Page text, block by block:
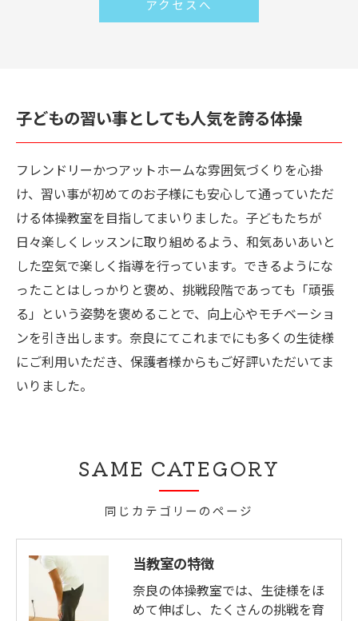
アクセスへ
子どもの習い事としても人気を誇る体操
フレンドリーかつアットホームな雰囲気づくりを心掛
け、習い事が初めてのお子様にも安心して通っていただ
ける体操教室を目指してまいりました。子どもたちが
日々楽しくレッスンに取り組めるよう、和気あいあいと
した空気で楽しく指導を行っています。できるようにな
ったことはしっかりと褒め、挑戦段階であっても「頑張
る」という姿勢を褒めることで、向上心やモチベーショ
ンを引き出します。奈良にてこれまでにも多くの生徒様
にご利用いただき、保護者様からもご好評いただいてま
いりました。
同じカテゴリーのページ
SAME CATEGORY
当教室の特徴
奈良の体操教室では、生徒様をほ
めて伸ばし、たくさんの挑戦を育